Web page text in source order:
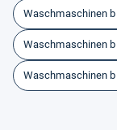
Waschmaschinen
Waschmaschinen
Waschmaschinen